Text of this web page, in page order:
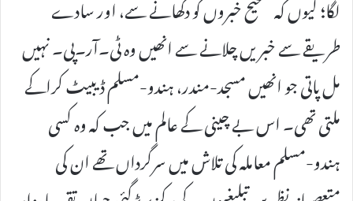
طریقے سے خبریں چلانے سے انھیں وہ ٹی۔آر۔پی۔ نہیں
مل پاتی جو انھیں مسجد-مندر، ہندو-مسلم ڈیبیٹ کراکے
ملتی تھی۔ اس بے چینی کے عالم میں جب کہ وہ کسی
ہندو-مسلم معاملہ کی تلاش میں سرگرداں تھے ان کی